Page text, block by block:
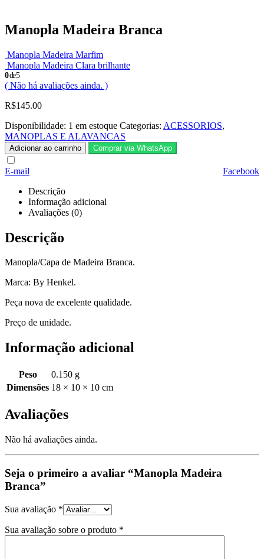
Manopla Madeira Branca
Manopla Madeira Marfim
Manopla Madeira Clara brilhante
0de 5
( Não há avaliações ainda. )
R$145.00
Disponibilidade: 1 em estoque Categorias: ACESSORIOS,
MANOPLAS E ALAVANCAS
Adicionar ao carrinho Comprar via WhatsApp
Facebook
E-mail
Descrição
Informação adicional
Avaliações (0)
Descrição
Manopla/Capa de Madeira Branca.
Marca: By Henkel.
Peça nova de excelente qualidade.
Preço de unidade.
Informação adicional
Peso
0.150 g
Dimensões 18 × 10 × 10 cm
Avaliações
Não há avaliações ainda.
Seja o primeiro a avaliar “Manopla Madeira
Branca”
Sua avaliação *
Sua avaliação sobre o produto *